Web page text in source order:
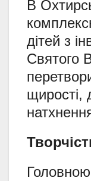
В
дітей з
Святого
щирості,